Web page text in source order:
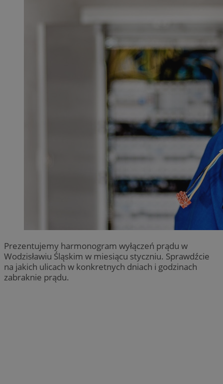
Prezentujemy harmonogram wyłączeń prądu w
Wodzisławiu Śląskim w miesiącu styczniu. Sprawdźcie
na jakich ulicach w konkretnych dniach i godzinach
zabraknie prądu.